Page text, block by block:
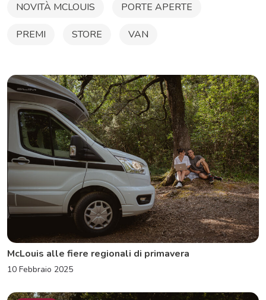
NOVITÀ MCLOUIS PORTE APERTE
PREMI STORE VAN
McLouis alle fiere regionali di primavera
10 Febbraio 2025